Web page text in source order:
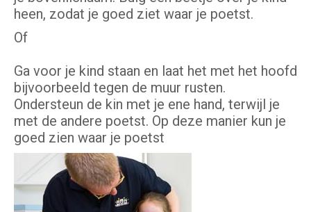
heen, zodat je goed ziet waar je poetst.
Of
Ga voor je kind staan en laat het met het hoofd
bijvoorbeeld tegen de muur rusten.
Ondersteun de kin met je ene hand, terwijl je
met de andere poetst. Op deze manier kun je
goed zien waar je poetst